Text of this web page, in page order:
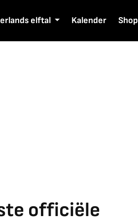
elftal Kalender Shop
officiële